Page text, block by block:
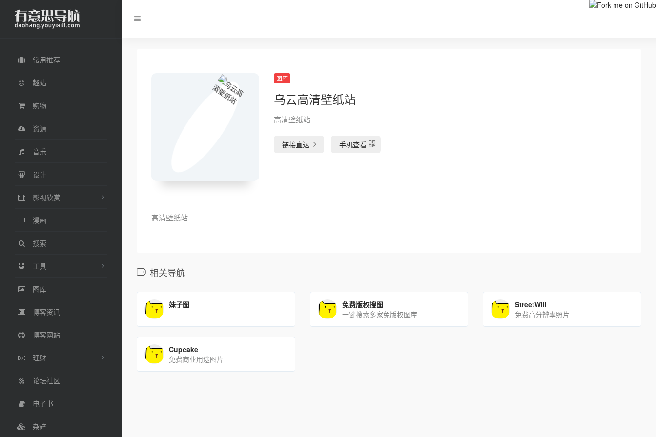
常用推荐
趣站
购物
资源
音乐
设计
影视欣赏
漫画
搜索
工具
图库
博客资讯
博客网站
理财
论坛社区
电子书
杂碎
图库
乌云高清壁纸站
高清壁纸站
链接直达 手机查看
高清壁纸站
相关导航
妹子图
免费版权搜图
一键搜索多家免版权图库
StreetWill
免费高分辨率照片
Cupcake
免费商业用途图片